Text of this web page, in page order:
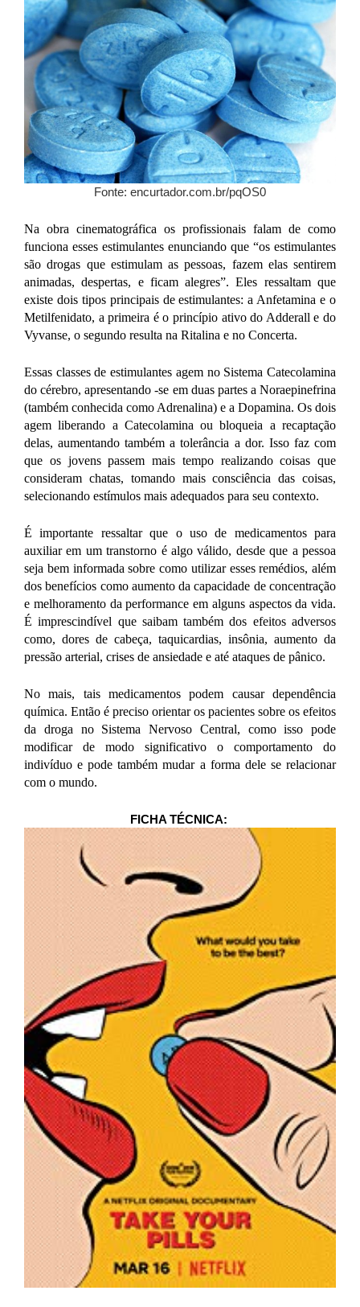
Fonte: encurtador.com.br/pqOS0
Na obra cinematográfica os profissionais falam de como
funciona esses estimulantes enunciando que “os estimulantes
são drogas que estimulam as pessoas, fazem elas sentirem
animadas, despertas, e ficam alegres”. Eles ressaltam que
existe dois tipos principais de estimulantes: a Anfetamina e o
Metilfenidato, a primeira é o princípio ativo do Adderall e do
Vyvanse, o segundo resulta na Ritalina e no Concerta.
Essas classes de estimulantes agem no Sistema Catecolamina
do cérebro, apresentando -se em duas partes a Noraepinefrina
(também conhecida como Adrenalina) e a Dopamina. Os dois
agem liberando a Catecolamina ou bloqueia a recaptação
delas, aumentando também a tolerância a dor. Isso faz com
que os jovens passem mais tempo realizando coisas que
consideram chatas, tomando mais consciência das coisas,
selecionando estímulos mais adequados para seu contexto.
É importante ressaltar que o uso de medicamentos para
auxiliar em um transtorno é algo válido, desde que a pessoa
seja bem informada sobre como utilizar esses remédios, além
dos benefícios como aumento da capacidade de concentração
e melhoramento da performance em alguns aspectos da vida.
É imprescindível que saibam também dos efeitos adversos
como, dores de cabeça, taquicardias, insônia, aumento da
pressão arterial, crises de ansiedade e até ataques de pânico.
No mais, tais medicamentos podem causar dependência
química. Então é preciso orientar os pacientes sobre os efeitos
da droga no Sistema Nervoso Central, como isso pode
modificar de modo significativo o comportamento do
indivíduo e pode também mudar a forma dele se relacionar
com o mundo.
FICHA TÉCNICA: